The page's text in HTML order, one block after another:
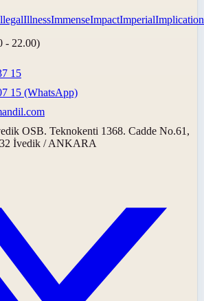
IllnessImmenseImpactImperialImplication
- 22.00)
15
15 (WhatsApp)
OSB. Teknokenti 1368. Cadde No.61,
İvedik / ANKARA